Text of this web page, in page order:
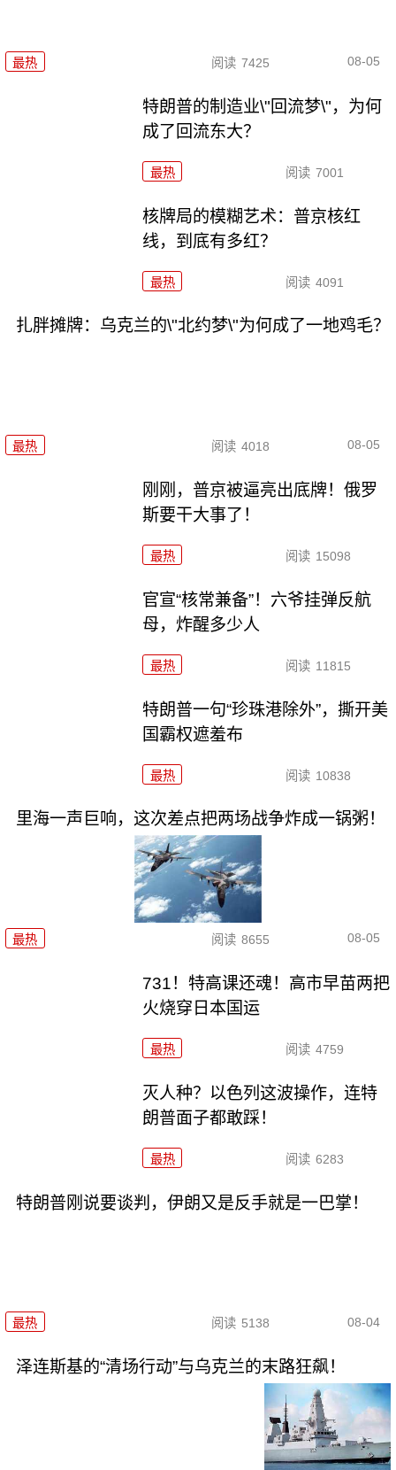
最热 阅读 7425 08-05
特朗普的制造业\"回流梦\"，为何
成了回流东大？
最热 阅读 7001
核牌局的模糊艺术：普京核红
线，到底有多红？
最热 阅读 4091
扎胖摊牌：乌克兰的\"北约梦\"为何成了一地鸡毛？
最热 阅读 4018 08-05
刚刚，普京被逼亮出底牌！俄罗
斯要干大事了！
最热 阅读 15098
官宣“核常兼备”！六爷挂弹反航
母，炸醒多少人
最热 阅读 11815
特朗普一句“珍珠港除外”，撕开美
国霸权遮羞布
最热 阅读 10838
里海一声巨响，这次差点把两场战争炸成一锅粥！
最热 阅读 8655 08-05
731！特高课还魂！高市早苗两把
火烧穿日本国运
最热 阅读 4759
灭人种？以色列这波操作，连特
朗普面子都敢踩！
最热 阅读 6283
特朗普刚说要谈判，伊朗又是反手就是一巴掌！
最热 阅读 5138 08-04
泽连斯基的“清场行动”与乌克兰的末路狂飙！